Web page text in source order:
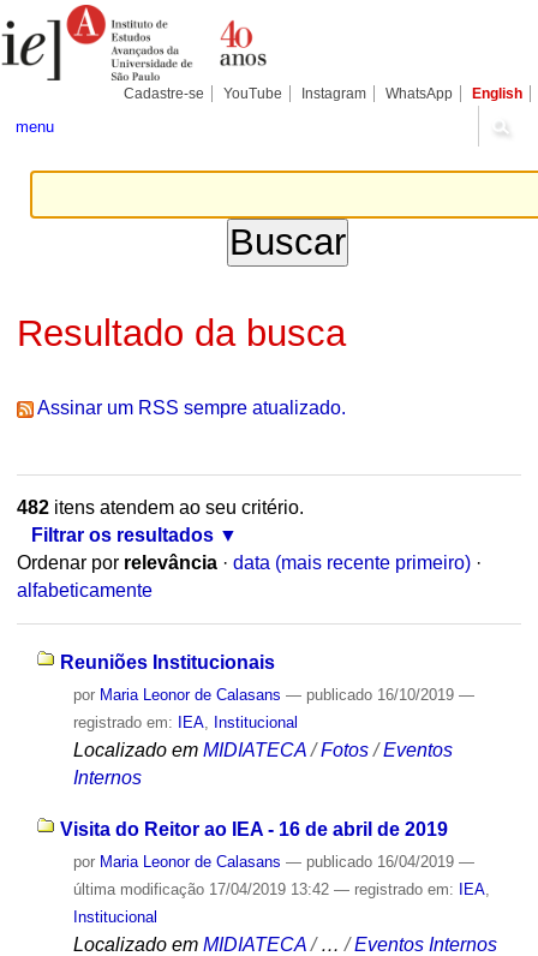
para
conteúdo.
Pessoais
Cadastre-se YouTube Instagram WhatsApp English
menu
Resultado da busca
Assinar um RSS sempre atualizado.
482itens atendem ao seu critério.
Filtrar os resultados
Ordenar por relevância · data (mais recente primeiro) ·
alfabeticamente
Reuniões Institucionais
por Maria Leonor de Calasans — publicado16/10/2019 —
registrado em:
IEA, Institucional
Localizado em MIDIATECA /Fotos /Eventos
Internos
Visita do Reitor ao IEA - 16 de abril de 2019
por Maria Leonor de Calasans — publicado16/04/2019 —
última modificação17/04/2019 13:42 — registrado em: IEA,
Institucional
Localizado em MIDIATECA /…/Eventos Internos